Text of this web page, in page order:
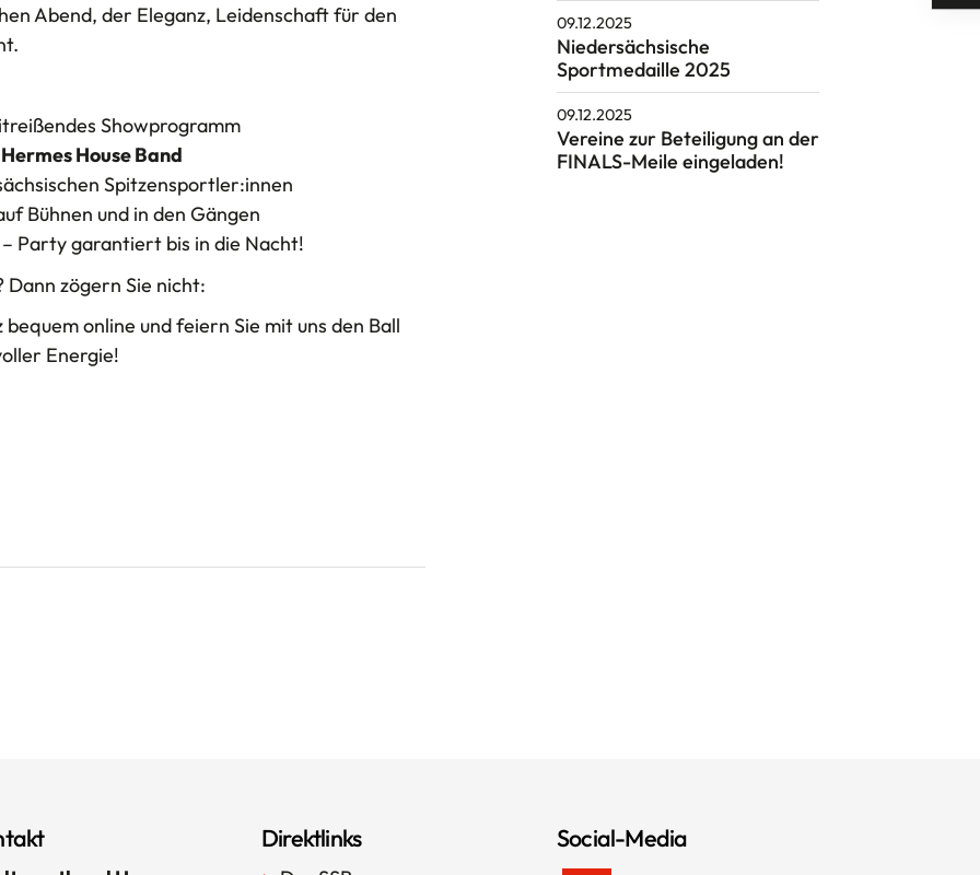
Abend, der Eleganz, Leidenschaft für den
Showprogramm
Hermes House Band
Spitzensportler:innen
Bühnen und in den Gängen
Party garantiert bis in die Nacht!
zögern Sie nicht:
online und feiern Sie mit uns den Ball
Energie!
09.12.2025
Niedersächsische
Sportmedaille 2025
09.12.2025
Vereine zur Beteiligung an der
FINALS-Meile eingeladen!
Direktlinks Social-Media